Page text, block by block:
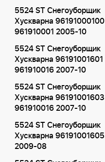
5524 ST Снегоуборщик
Хускварна 96191000100
961910001 2005-10
5524 ST Снегоуборщик
Хускварна 96191001601
961910016 2007-10
5524 ST Снегоуборщик
Хускварна 96191001603
961910016 2007-10
5524 ST Снегоуборщик
Хускварна 96191001605
2009-08